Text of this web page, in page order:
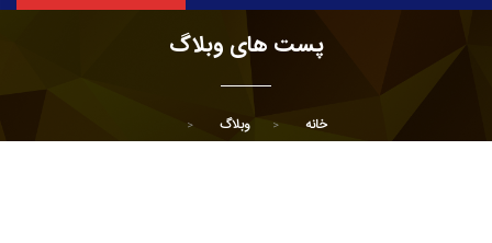
پست های وبلاگ
خانه وبلاگ